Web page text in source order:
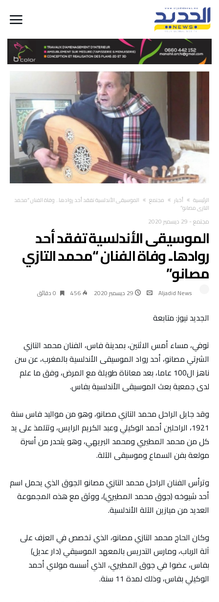
‫الرئيسية‬ أخبار مجتمع
الموسيقى الأندلسية تفقد أحد روادها.. وفاة الفنان “محمد
التازي مصانو”
مجتمع- 29 ديسمبر 2020
الموسيقى الأندلسية تفقد أحد
روادها.. وفاة الفنان “محمد التازي
مصانو”
Aljadid News 29 ديسمبر 2020 456 0 ‫دقائق‬
الجديد نيوز: متابعة
توفي، مساء أمس الاثنين، بمدينة فاس، الفنان محمد التازي
الشرتي مصانو، أحد رواد الموسيقى الأندلسية بالمغرب، عن سن
ناهز ال100 عاما، بعد معاناة طويلة مع المرض، وفق ما علم
لدى جمعية بعث الموسيقى الأندلسية بفاس.
وقد جايل الراحل محمد التازي مصانو، وهو من مواليد فاس سنة
1921، الراحلين أحمد الوكيلي وعبد الكريم الرايس، وتتلمذ على يد
كل من محمد المطيري ومحمد البريهي، وهو يتحدر من أسرة
مولعة بفن السماع وموسيقى الآلة.
وترأس الفنان الراحل محمد التازي مصانو الجوق الذي يحمل اسم
أحد شيوخه (جوق محمد المطيري)، ووثق مع هذه المجموعة
العديد من ميازين الآلة الأندلسية.
وكان الحاج محمد التازي مصانو، الذي تخصص في العزف على
آلة الرباب، ومارس التدريس بالمعهد الموسيقي (دار عديل)
بفاس، عضوا في جوق المطيري، الذي أسسه مولاي أحمد
الوكيلي بفاس، وذلك لمدة 11 سنة.